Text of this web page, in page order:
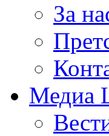
За
Медиа